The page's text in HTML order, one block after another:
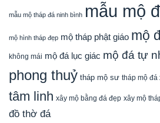
mẫu mộ tháp đá ninh bình mẫu mộ
mộ hình tháp đẹp mộ tháp phật giáo mộ
không mái mộ đá lục giác mộ đá tự
phong thuỷ tháp mộ sư tháp mộ đá
tâm linh xây mộ bằng đá đẹp xây mộ
đồ thờ đá